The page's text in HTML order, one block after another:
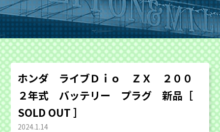
ホンダ ライブＤｉｏ ＺＸ ２００
２年式 バッテリー プラグ 新品［
SOLD OUT ］
2024.1.14